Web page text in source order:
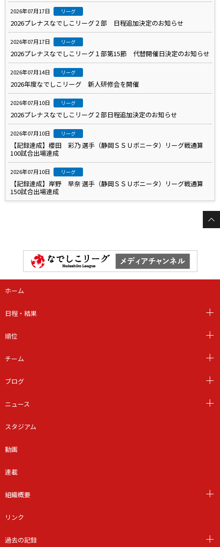
2026年07月17日 リーグ
2026プレナスなでしこリーグ２部 日程追加決定のお知らせ
2026年07月17日 リーグ
2026プレナスなでしこリーグ１部第15節 代替開催日決定のお知らせ
2026年07月14日 リーグ
2026年度なでしこリーグ 新人研修会を開催
2026年07月10日 リーグ
2026プレナスなでしこリーグ２部日程追加決定のお知らせ
2026年07月10日 リーグ
【記録達成】櫻田 彩乃 選手（静岡ＳＳＵボニータ）リーグ戦通算
100試合出場達成
2026年07月10日 リーグ
【記録達成】岸野 早奈 選手（静岡ＳＳＵボニータ）リーグ戦通算
150試合出場達成
ホーム
日程・結果
順位
チーム
ブログ
ニュース
スタジアム
動画
連載
組織概要
リンク
過去の記録